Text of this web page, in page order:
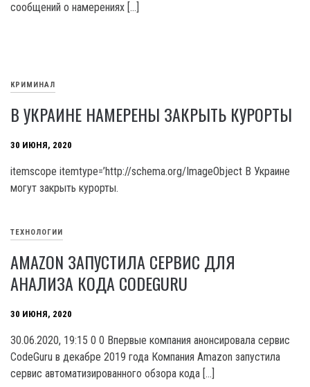
сообщений о намерениях […]
КРИМИНАЛ
В УКРАИНЕ НАМЕРЕНЫ ЗАКРЫТЬ КУРОРТЫ
30 ИЮНЯ, 2020
itemscope itemtype=’http://schema.org/ImageObject В Украине
могут закрыть курорты.
ТЕХНОЛОГИИ
AMAZON ЗАПУСТИЛА СЕРВИС ДЛЯ
АНАЛИЗА КОДА CODEGURU
30 ИЮНЯ, 2020
30.06.2020, 19:15 0 0 Впервые компания анонсировала сервис
CodeGuru в декабре 2019 года Компания Amazon запустила
сервис автоматизированного обзора кода […]